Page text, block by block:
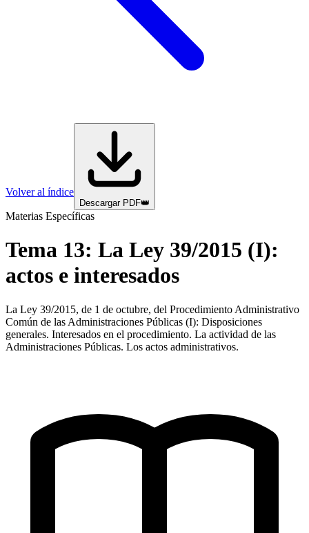
Volver al índice
Descargar PDF👑
Materias Específicas
Tema 13: La Ley 39/2015 (I):
actos e interesados
La Ley 39/2015, de 1 de octubre, del Procedimiento Administrativo
Común de las Administraciones Públicas (I): Disposiciones
generales. Interesados en el procedimiento. La actividad de las
Administraciones Públicas. Los actos administrativos.